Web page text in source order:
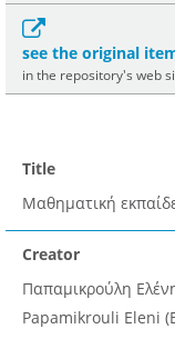
see the original
in the repository's web
Title
Μαθηματική
Creator
Παπαμικρούλη
Papamikrouli Eleni